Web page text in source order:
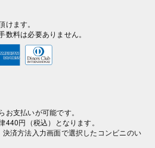
ます。
料は必要ありません。
支払いが可能です。
440円（税込）となります。
済方法入力画面で選択したコンビニのい